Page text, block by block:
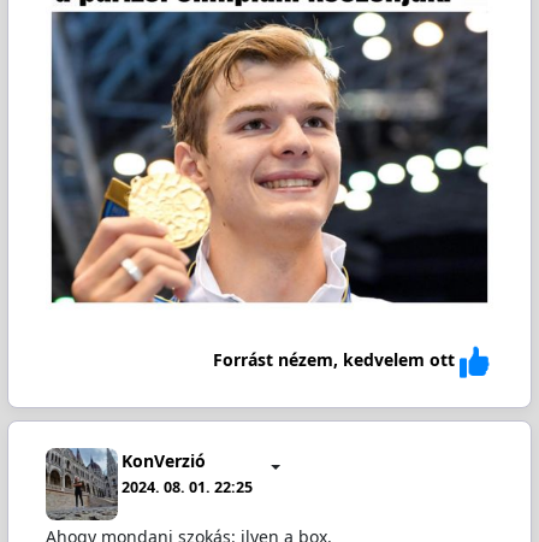
Forrást nézem, kedvelem ott
KonVerzió
2024. 08. 01. 22:25
Ahogy mondani szokás: ilyen a box.